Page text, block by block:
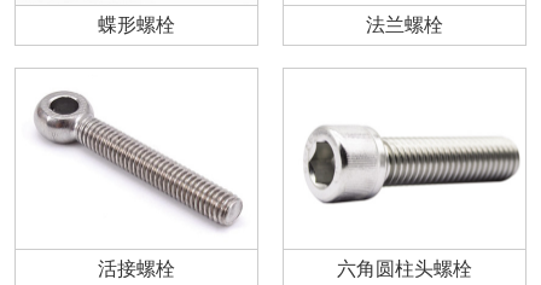
蝶形螺栓 法兰螺栓
活接螺栓 六角圆柱头螺栓